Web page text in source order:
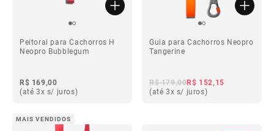
Peitoral para Cachorros H
Neopro Bubblegum
R$ 169,00
(até 3x s/ juros)
Guia para Cachorros Neopro
Tangerine
R$ 179,00R$ 152,15
(até 3x s/ juros)
MAIS VENDIDOS